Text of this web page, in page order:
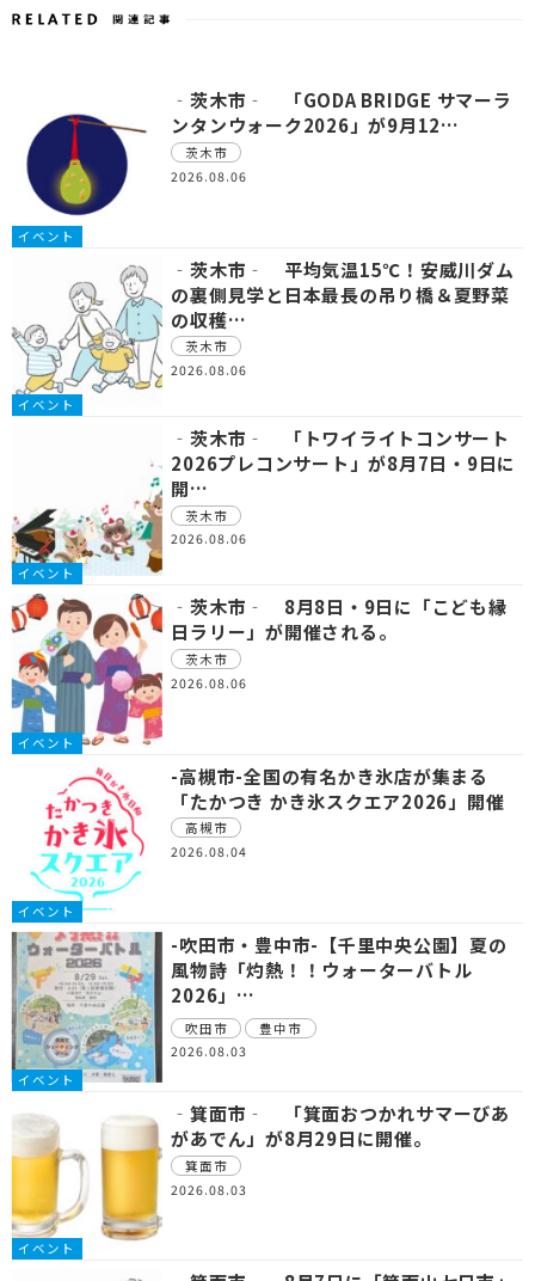
イベント
‐茨木市‐ 「GODA BRIDGE サマーラ
ンタンウォーク2026」が9月12…
茨木市
2026.08.06
イベント
‐茨木市‐ 平均気温15℃！安威川ダム
の裏側見学と日本最長の吊り橋＆夏野菜
の収穫…
茨木市
2026.08.06
イベント
‐茨木市‐ 「トワイライトコンサート
2026プレコンサート」が8月7日・9日に
開…
茨木市
2026.08.06
イベント
‐茨木市‐ 8月8日・9日に「こども縁
日ラリー」が開催される。
茨木市
2026.08.06
イベント
-高槻市-全国の有名かき氷店が集まる
「たかつき かき氷スクエア2026」開催
高槻市
2026.08.04
イベント
-吹田市・豊中市-【千里中央公園】夏の
風物詩「灼熱！！ウォーターバトル
2026」…
吹田市
豊中市
2026.08.03
イベント
‐箕面市‐ 「箕面おつかれサマーびあ
があでん」が8月29日に開催。
箕面市
2026.08.03